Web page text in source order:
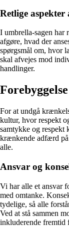
Retlige aspekter
I umbrella-sagen har
afgøre, hvad der
spørgsmål om, hvor
skal afvejes mod
handlinger.
For at undgå
kultur, hvor respekt
samtykke og respekt
krænkende adfærd
alle.
Ansvar og
Vi har alle et ansvar
med omtanke.
tydelige, så alle
Ved at stå sammen
inkluderende fremtid